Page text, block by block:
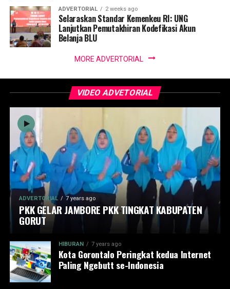
ADVERTORIAL 2 weeks ago
Selaraskan Standar Kemenkeu RI: UNG
Lanjutkan Pemutakhiran Kodefikasi Akun
Belanja BLU
MORE ADVERTORIAL
VIDEO ADVETORIAL
ADVERTORIAL 7 years ago
PKK GELAR JAMBORE PKK TINGKAT KABUPATEN
GORUT
HIBURAN 7 years ago
Kota Gorontalo Peringkat kedua Internet
Paling Ngebutt se-Indonesia